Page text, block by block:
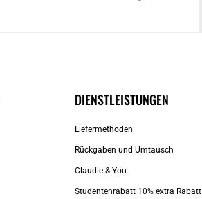
DIENSTLEISTUNGEN
Liefermethoden
Rückgaben und Umtausch
Claudie & You
Studentenrabatt 10% extra Rabatt